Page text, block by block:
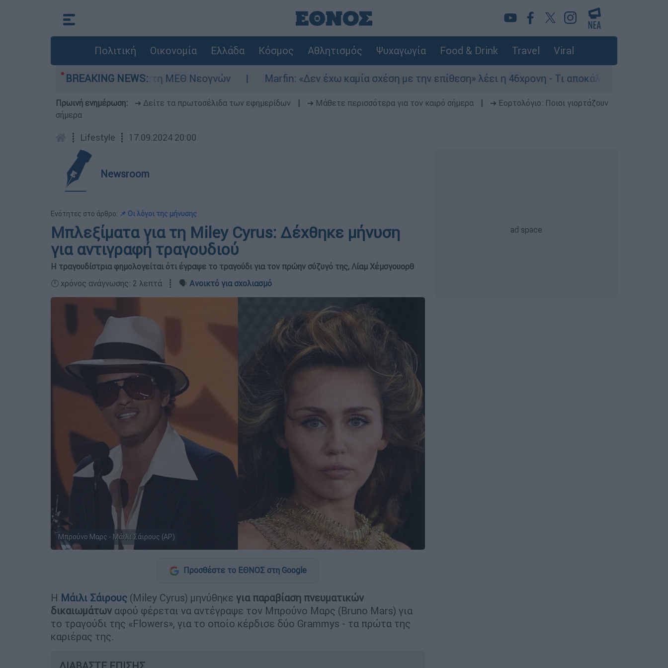
Πολιτική Οικονομία Ελλάδα Κόσμος Αθλητισμός Ψυχαγωγία Food & Drink Travel Viral
BREAKING NEWS:
- Νοσηλευόταν στη ΜΕΘ Νεογνών Marfin: «Δεν έχω καμία σχέση με την επίθεση» λέει η 46χρονη - Τι αποκάλυψε στους αστυνομικούς
Πρωινή ενημέρωση: ➔ Δείτε τα πρωτοσέλιδα των εφημερίδων ➔ Μάθετε περισσότερα για τον καιρό σήμερα
➔ Εορτολόγιο: Ποιοι γιορτάζουν
σήμερα
┋ Lifestyle ┋ 17.09.2024 20:00
Newsroom
Ενότητες στο άρθρο: 📌 Οι λόγοι της μήνυσης
Μπλεξίματα για τη Miley Cyrus: Δέχθηκε μήνυση
για αντιγραφή τραγουδιού
Η τραγουδίστρια φημολογείται ότι έγραψε το τραγούδι για τον πρώην σύζυγό της, Λίαμ Χέμσγουορθ
🕛 χρόνος ανάγνωσης: 2 λεπτά ┋ 🗣️ Ανοικτό για σχολιασμό
Μπρούνο Μαρς - Μάιλι Σάιρους (AP)
Προσθέστε το ΕΘΝΟΣ στη Google
Η Μάιλι Σάιρους (Miley Cyrus) μηνύθηκε για παραβίαση πνευματικών
δικαιωμάτων αφού φέρεται να αντέγραψε τον Μπρούνο Μαρς (Bruno Mars) για
το τραγούδι της «Flowers», για το οποίο κέρδισε δύο Grammys - τα πρώτα της
καριέρας της.